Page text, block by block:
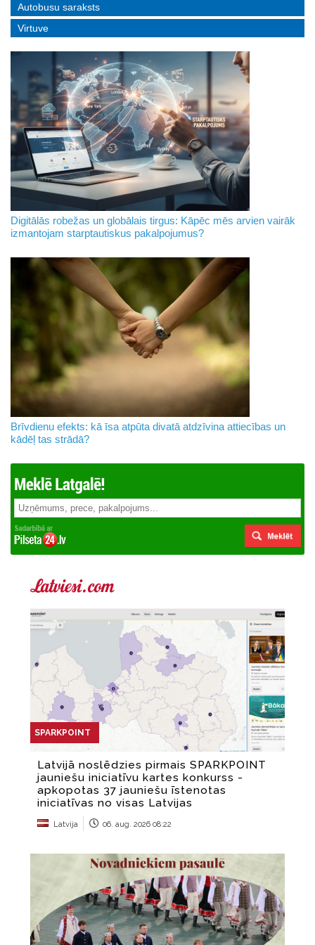
Autobusu saraksts
Virtuve
Digitālās robežas un globālais tirgus: Kāpēc mēs arvien vairāk
izmantojam starptautiskus pakalpojumus?
Brīvdienu efekts: kā īsa atpūta divatā atdzīvina attiecības un
kādēļ tas strādā?